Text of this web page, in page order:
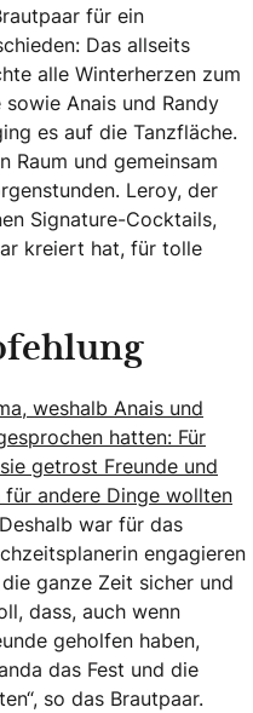
für ein
Das allseits
alle Winterherzen zum
Anais und Randy
es auf die Tanzfläche.
Raum und gemeinsam
Leroy, der
Signature-Cocktails,
kreiert hat, für tolle
weshalb Anais und
hatten: Für
getrost Freunde und
andere Dinge wollten
Deshalb war für das
engagieren
ganze Zeit sicher und
dass, auch wenn
geholfen haben,
das Fest und die
so das Brautpaar.